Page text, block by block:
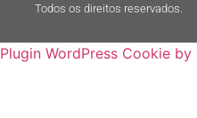
Todos os direitos reservados.
Plugin WordPress Cookie by